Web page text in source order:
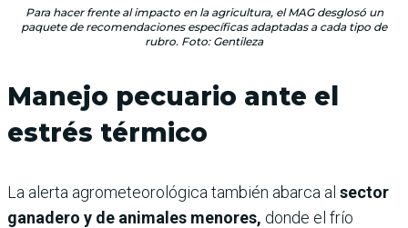
Para hacer frente al impacto en la agricultura, el MAG desglosó un
paquete de recomendaciones específicas adaptadas a cada tipo de
rubro. Foto: Gentileza
Manejo pecuario ante el
estrés térmico
La alerta agrometeorológica también abarca al sector
ganadero y de animales menores, donde el frío